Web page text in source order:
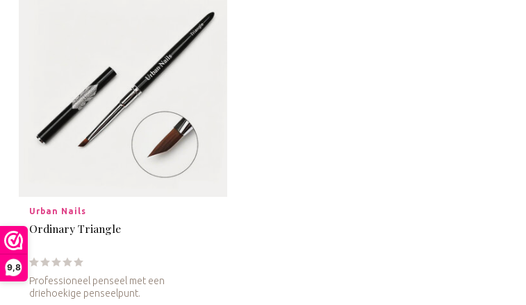
9,8
Urban Nails
Ordinary Triangle
Professioneel penseel met een
driehoekige penseelpunt.